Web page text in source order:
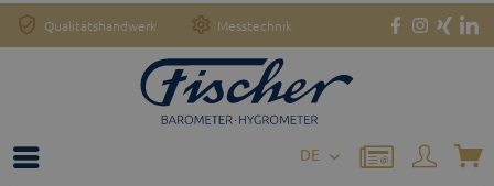
Qualitätshandwerk Messtechnik
DE